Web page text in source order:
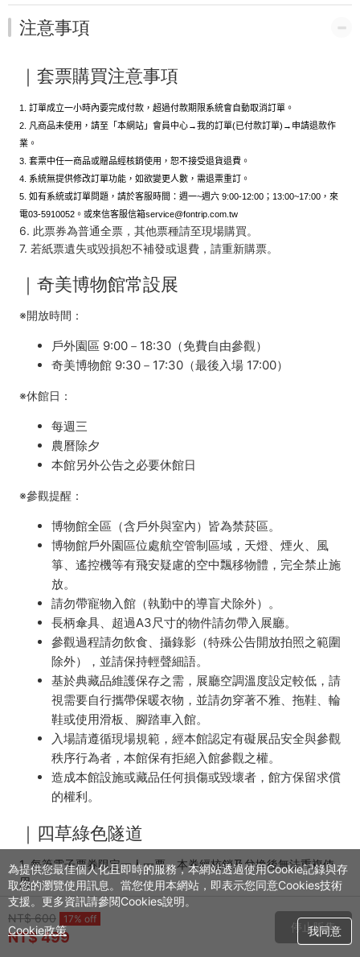
注意事項
｜ 套票購買注意事項
1. 訂單成立一小時內要完成付款，超過付款期限系統會自動取消訂單。
2. 凡商品未使用，請至「本網站」會員中心→我的訂單(已付款訂單)→申請退款作
業。
3. 套票中任一商品或贈品經核銷使用，恕不接受退貨退費。
4. 系統無提供修改訂單功能，如欲變更人數，需退票重訂。
5. 如有系統或訂單問題，請於客服時間：週一~週六 9:00-12:00；13:00~17:00，來
電03-5910052。或來信客服信箱service@fontrip.com.tw
6. 此票券為普通全票，其他票種請至現場購買。
7. 若紙票遺失或毀損恕不補發或退費，請重新購票。
｜ 奇美博物館常設展
※開放時間：
戶外園區 9:00－18:30（免費自由參觀）
奇美博物館 9:30－17:30（最後入場 17:00）
※休館日：
每週三
農曆除夕
本館另外公告之必要休館日
※參觀提醒：
博物館全區（含戶外與室內）皆為禁菸區。
博物館戶外園區位處航空管制區域，天燈、煙火、風
箏、遙控機等有飛安疑慮的空中飄移物體，完全禁止施
放。
請勿帶寵物入館（執勤中的導盲犬除外）。
長柄傘具、超過A3尺寸的物件請勿帶入展廳。
參觀過程請勿飲食、攝錄影（特殊公告開放拍照之範圍
除外），並請保持輕聲細語。
基於典藏品維護保存之需，展廳空調溫度設定較低，請
視需要自行攜帶保暖衣物，並請勿穿著不雅、拖鞋、輪
鞋或使用滑板、腳踏車入館。
入場請遵循現場規範，經本館認定有礙展品安全與參觀
秩序行為者，本館保有拒絕入館參觀之權。
造成本館設施或藏品任何損傷或毀壞者，館方保留求償
的權利。
｜ 四草綠色隧道
1. 每筆電子票券限定一人一票，本券經核銷及兌換後無法重複使
用。
2. 團體(30人以上)需事先預約，以利船班安排，請洽詢四草大眾
廟(06)2841610。
NT$ 600 17% off
NT$ 499
停止販售
為提供您最佳個人化且即時的服務，本網站透過使用Cookie記錄與存
取您的瀏覽使用訊息。當您使用本網站，即表示您同意Cookies技術
支援。更多資訊請參閱Cookies說明。
我同意
Cookie政策